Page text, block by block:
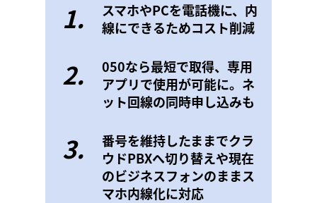
1.
スマホやPCを電話機に、内
線にできるためコスト削減
2.
050なら最短で取得、専用
アプリで使用が可能に。ネ
ット回線の同時申し込みも
3.
番号を維持したままでクラ
ウドPBXへ切り替えや現在
のビジネスフォンのままス
マホ内線化に対応